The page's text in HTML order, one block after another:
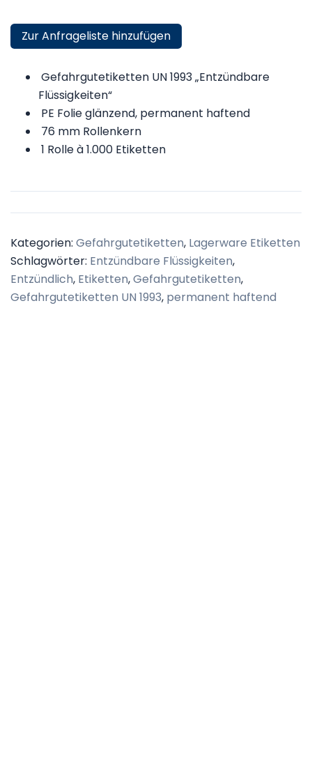
Zur Anfrageliste hinzufügen
Gefahrgutetiketten UN 1993 „Entzündbare
Flüssigkeiten“
PE Folie glänzend, permanent haftend
76 mm Rollenkern
1 Rolle à 1.000 Etiketten
Kategorien: Gefahrgutetiketten, Lagerware Etiketten
Schlagwörter: Entzündbare Flüssigkeiten,
Entzündlich, Etiketten,Gefahrgutetiketten,
Gefahrgutetiketten UN 1993, permanent haftend